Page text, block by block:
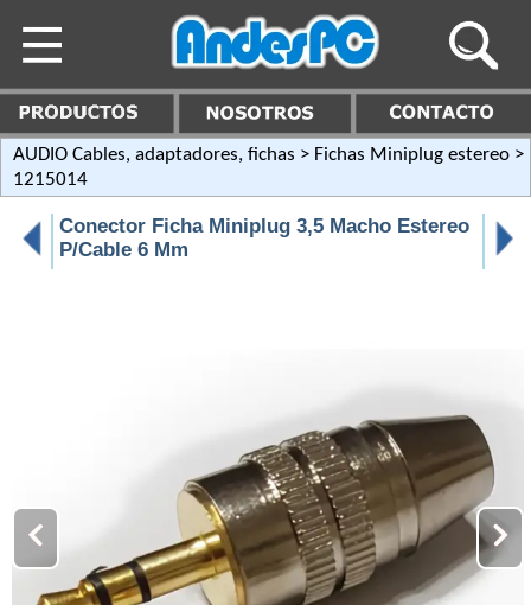
AUDIO Cables, adaptadores, fichas > Fichas Miniplug estereo >
1215014
Conector Ficha Miniplug 3,5 Macho Estereo
P/Cable 6 Mm